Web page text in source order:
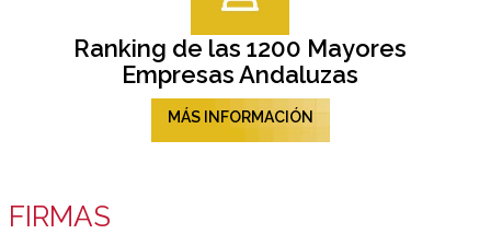
Ranking de las 1200 Mayores
Empresas Andaluzas
MÁS INFORMACIÓN
FIRMAS